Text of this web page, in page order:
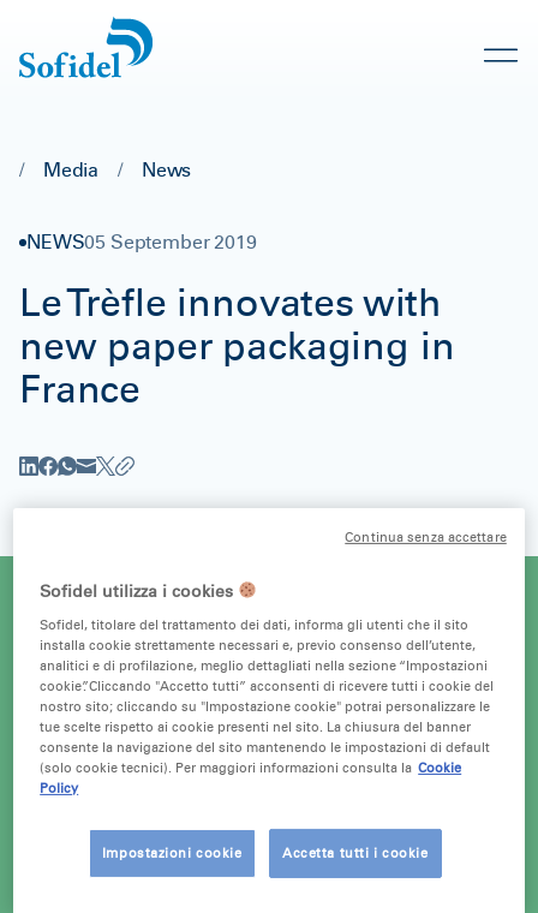
/ Media / News
NEWS05 September 2019
Le Trèfle innovates with
new paper packaging in
France
Sofidel utilizza i cookies
Sofidel, titolare del trattamento dei dati, informa gli utenti che il sito
installa cookie strettamente necessari e, previo consenso dell’utente,
analitici e di profilazione, meglio dettagliati nella sezione “Impostazioni
cookie”. Cliccando "Accetto tutti” acconsenti di ricevere tutti i cookie del
nostro sito; cliccando su "Impostazione cookie" potrai personalizzare le
tue scelte rispetto ai cookie presenti nel sito. La chiusura del banner
consente la navigazione del sito mantenendo le impostazioni di default
(solo cookie tecnici). Per maggiori informazioni consulta la Cookie
Policy
Impostazioni cookie Accetta tutti i cookie
Continua senza accettare